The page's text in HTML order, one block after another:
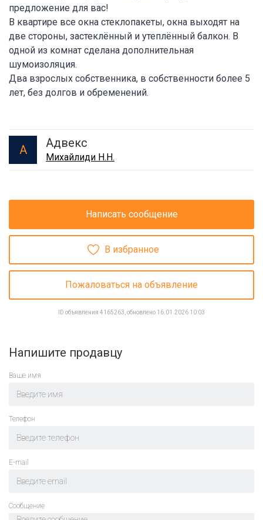
предложение для вас!
В квартире все окна стеклопакеты, окна выходят на
две стороны, застеклённый и утеплённый балкон. В
одной из комнат сделана дополнительная
шумоизоляция.
Два взрослых собственника, в собственности более 5
лет, без долгов и обременений.
А Адвекс
Михайлиди Н.Н.
Написать сообщение
В избранное
Пожаловаться на объявление
ID объявления 4165263, обновлено 16.01.2026 10:03
Напишите продавцу
Ваше имя
Телефон
E-mail
Cообщение